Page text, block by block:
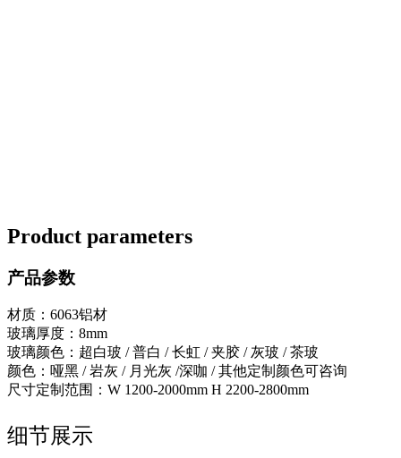
Product parameters
产品参数
材质：6063铝材
玻璃厚度：8mm
玻璃颜色：超白玻 / 普白 / 长虹 / 夹胶 / 灰玻 / 茶玻
颜色：哑黑 / 岩灰 / 月光灰 /深咖 / 其他定制颜色可咨询
尺寸定制范围：W 1200-2000mm H 2200-2800mm
细节展示